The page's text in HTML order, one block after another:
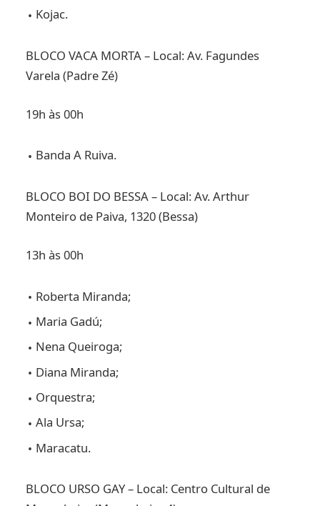
Kojac.
BLOCO VACA MORTA – Local: Av. Fagundes
Varela (Padre Zé)
19h às 00h
Banda A Ruiva.
BLOCO BOI DO BESSA – Local: Av. Arthur
Monteiro de Paiva, 1320 (Bessa)
13h às 00h
Roberta Miranda;
Maria Gadú;
Nena Queiroga;
Diana Miranda;
Orquestra;
Ala Ursa;
Maracatu.
BLOCO URSO GAY – Local: Centro Cultural de